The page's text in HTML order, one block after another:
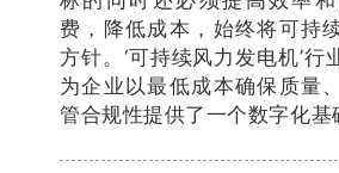
费，降低成本，始终将可持
方针。‘可持续风力发电机’行
为企业以最低成本确保质量
管合规性提供了一个数字化基